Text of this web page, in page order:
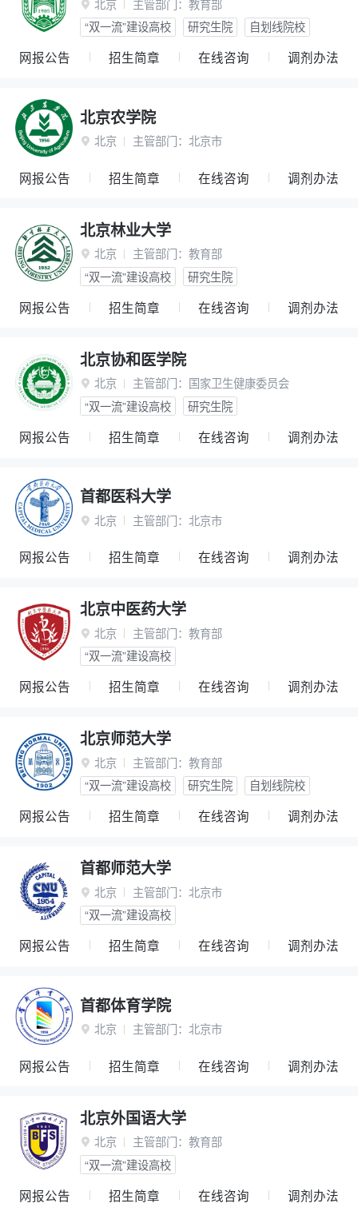
 北京 主管部门： 教育部
“双一流”建设高校
研究生院 自划线院校
网报公告 招生简章 在线咨询 调剂办法
北京农学院
 北京 主管部门： 北京市
网报公告 招生简章 在线咨询 调剂办法
北京林业大学
 北京 主管部门： 教育部
“双一流”建设高校
研究生院
网报公告 招生简章 在线咨询 调剂办法
北京协和医学院
 北京 主管部门： 国家卫生健康委员会
“双一流”建设高校
研究生院
网报公告 招生简章 在线咨询 调剂办法
首都医科大学
 北京 主管部门： 北京市
网报公告 招生简章 在线咨询 调剂办法
北京中医药大学
 北京 主管部门： 教育部
“双一流”建设高校
网报公告 招生简章 在线咨询 调剂办法
北京师范大学
 北京 主管部门： 教育部
“双一流”建设高校
研究生院 自划线院校
网报公告 招生简章 在线咨询 调剂办法
首都师范大学
 北京 主管部门： 北京市
“双一流”建设高校
网报公告 招生简章 在线咨询 调剂办法
首都体育学院
 北京 主管部门： 北京市
网报公告 招生简章 在线咨询 调剂办法
北京外国语大学
 北京 主管部门： 教育部
“双一流”建设高校
网报公告 招生简章 在线咨询 调剂办法